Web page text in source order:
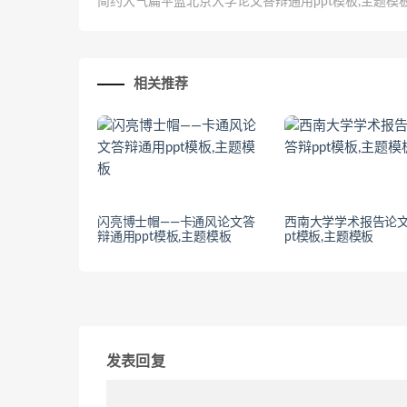
相关推荐
闪亮博士帽——卡通风论文答
辩通用ppt模板,主题模板
西南大学学术报告论
pt模板,主题模板
发表回复